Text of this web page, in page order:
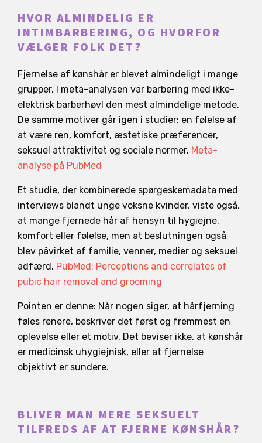
HVOR ALMINDELIG ER
INTIMBARBERING, OG HVORFOR
VÆLGER FOLK DET?
Fjernelse af kønshår er blevet almindeligt i mange
grupper. I meta-analysen var barbering med ikke-
elektrisk barberhøvl den mest almindelige metode.
De samme motiver går igen i studier: en følelse af
at være ren, komfort, æstetiske præferencer,
seksuel attraktivitet og sociale normer. Meta-
analyse på PubMed
Et studie, der kombinerede spørgeskemadata med
interviews blandt unge voksne kvinder, viste også,
at mange fjernede hår af hensyn til hygiejne,
komfort eller følelse, men at beslutningen også
blev påvirket af familie, venner, medier og seksuel
adfærd. PubMed: Perceptions and correlates of
pubic hair removal and grooming
Pointen er denne: Når nogen siger, at hårfjerning
føles renere, beskriver det først og fremmest en
oplevelse eller et motiv. Det beviser ikke, at kønshår
er medicinsk uhygiejnisk, eller at fjernelse
objektivt er sundere.
BLIVER MAN MERE SEKSUELT
TILFREDS AF AT FJERNE KØNSHÅR?